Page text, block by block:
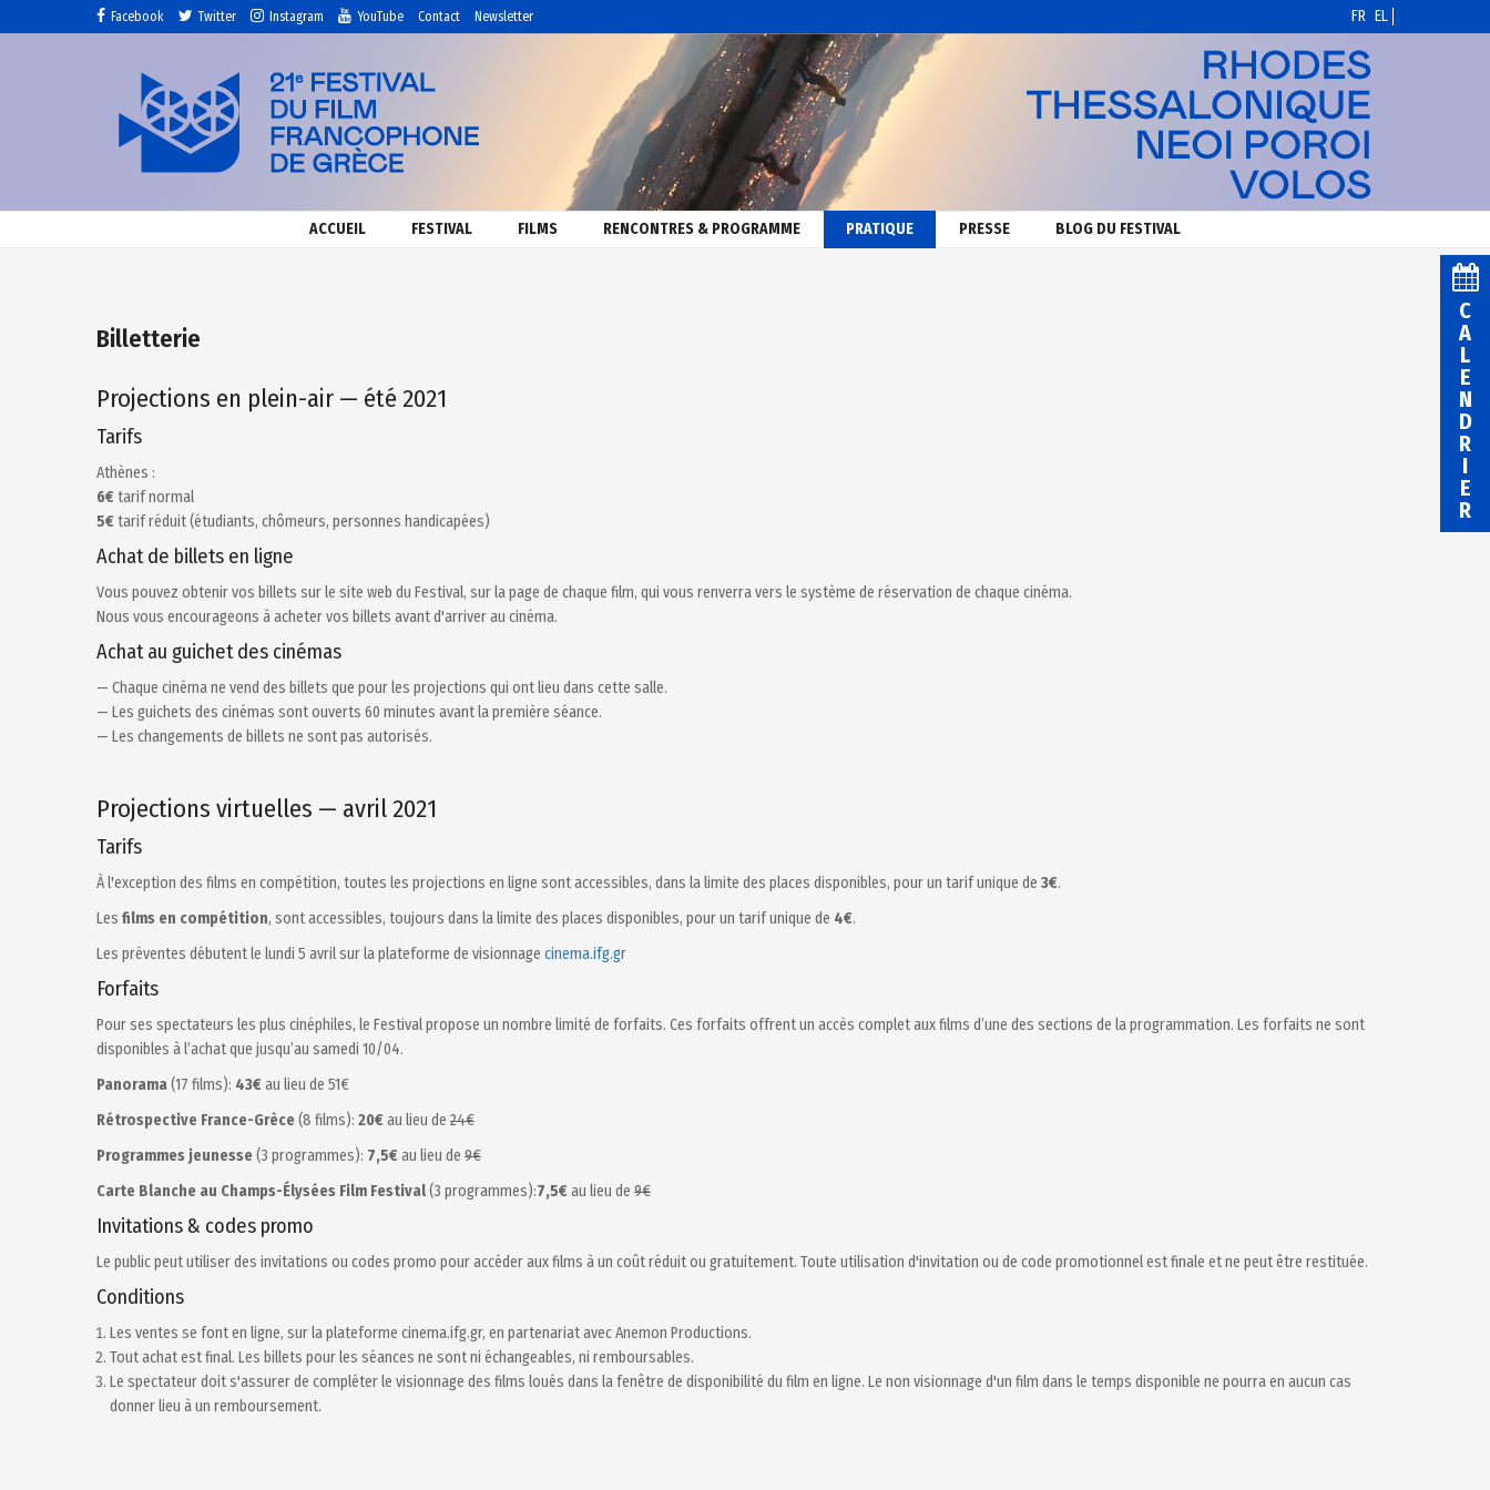
Facebook Twitter Instagram YouTube Contact Newsletter FR EL
ACCUEIL FESTIVAL FILMS RENCONTRES & PROGRAMME PRATIQUE PRESSE BLOG DU FESTIVAL
Billetterie
Projections en plein-air — été 2021
Tarifs
Athènes :
6€ tarif normal
5€ tarif réduit (étudiants, chômeurs, personnes handicapées)
Achat de billets en ligne
Vous pouvez obtenir vos billets sur le site web du Festival, sur la page de chaque film, qui vous renverra vers le système de réservation de chaque cinéma.
Nous vous encourageons à acheter vos billets avant d'arriver au cinéma.
Achat au guichet des cinémas
— Chaque cinéma ne vend des billets que pour les projections qui ont lieu dans cette salle.
— Les guichets des cinémas sont ouverts 60 minutes avant la première séance.
— Les changements de billets ne sont pas autorisés.
Projections virtuelles — avril 2021
Tarifs
À l'exception des films en compétition, toutes les projections en ligne sont accessibles, dans la limite des places disponibles, pour un tarif unique de 3€.
Les films en compétition, sont accessibles, toujours dans la limite des places disponibles, pour un tarif unique de 4€.
Les préventes débutent le lundi 5 avril sur la plateforme de visionnage cinema.ifg.gr
Forfaits
Pour ses spectateurs les plus cinéphiles, le Festival propose un nombre limité de forfaits. Ces forfaits offrent un accès complet aux films d’une des sections de la programmation. Les forfaits ne sont
disponibles à l’achat que jusqu’au samedi 10/04.
Panorama(17 films): 43€ au lieu de 51€
Rétrospective France-Grèce(8 films): 20€ au lieu de 24€
Programmes jeunesse(3 programmes): 7,5€ au lieu de 9€
Carte Blanche au Champs-Élysées Film Festival(3 programmes):7,5€ au lieu de 9€
Invitations & codes promo
Le public peut utiliser des invitations ou codes promo pour accéder aux films à un coût réduit ou gratuitement. Toute utilisation d'invitation ou de code promotionnel est finale et ne peut être restituée.
Conditions
Les ventes se font en ligne, sur la plateforme cinema.ifg.gr, en partenariat avec Anemon Productions.
Tout achat est final. Les billets pour les séances ne sont ni échangeables, ni remboursables.
Le spectateur doit s'assurer de compléter le visionnage des films loués dans la fenêtre de disponibilité du film en ligne. Le non visionnage d'un film dans le temps disponible ne pourra en aucun cas
donner lieu à un remboursement.
C
A
L
E
N
D
R
I
E
R